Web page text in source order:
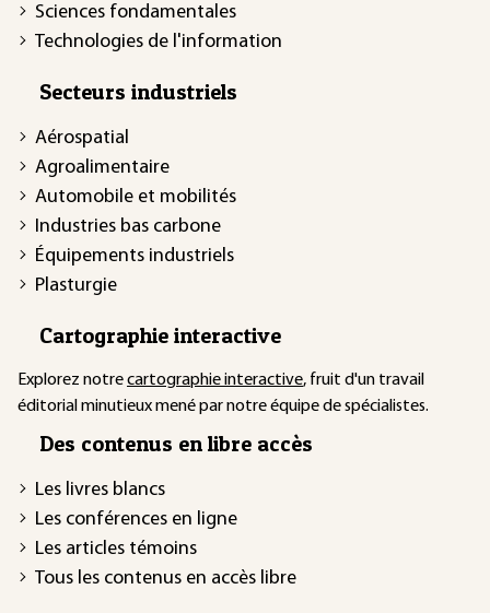
Sciences fondamentales
Technologies de l'information
Secteurs industriels
Aérospatial
Agroalimentaire
Automobile et mobilités
Industries bas carbone
Équipements industriels
Plasturgie
Cartographie interactive
Explorez notrecartographie interactive, fruit d'un travail
éditorial minutieux mené par notre équipe de spécialistes.
Des contenus en libre accès
Les livres blancs
Les conférences en ligne
Les articles témoins
Tous les contenus en accès libre